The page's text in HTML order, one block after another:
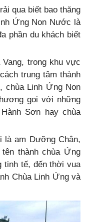
qua biết bao thăng
Ứng Non Nước là
phần du khách biết
trong khu vực
trung tâm thành
chùa Linh Ứng Non
gọi với những
Sơn hay chùa
là am Dưỡng Chân,
thành chùa Ứng
tinh tế, đến thời vua
Chùa Linh Ứng và